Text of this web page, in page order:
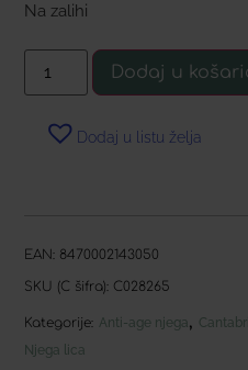
Na zalihi
Dodaj u
Dodaj u listu želja
EAN: 8470002143050
SKU (C šifra): C028265
Kategorije: Anti-age njega,
Njega lica